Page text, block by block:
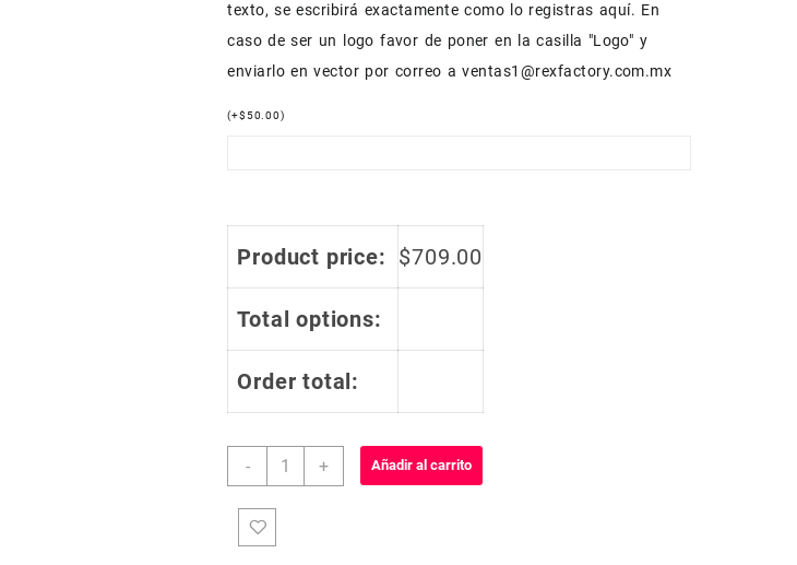
texto, se escribirá exactamente como lo registras aquí. En
caso de ser un logo favor de poner en la casilla "Logo" y
enviarlo en vector por correo a ventas1@rexfactory.com.mx
(+$50.00)
Product price: $709.00
Total options:
Order total:
-
Jersey
Estandar
Mujer
+ Añadir al carrito